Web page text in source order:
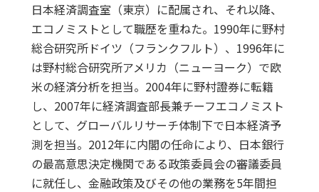
日本経済調査室（東京）に配属され、それ以降、
エコノミストとして職歴を重ねた。1990年に野村
総合研究所ドイツ（フランクフルト）、1996年に
は野村総合研究所アメリカ（ニューヨーク）で欧
米の経済分析を担当。2004年に野村證券に転籍
し、2007年に経済調査部長兼チーフエコノミスト
として、グローバルリサーチ体制下で日本経済予
測を担当。2012年に内閣の任命により、日本銀行
の最高意思決定機関である政策委員会の審議委員
に就任し、金融政策及びその他の業務を5年間担